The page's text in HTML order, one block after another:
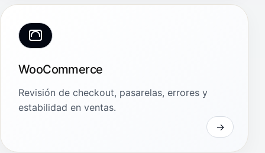
WooCommerce
Revisión de checkout, pasarelas, errores y
estabilidad en ventas.